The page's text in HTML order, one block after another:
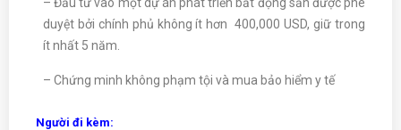
duyệt bởi chính phủ không ít hơn 400,000 USD, giữ trong
ít nhất 5 năm.
– Chứng minh không phạm tội và mua bảo hiểm y tế
Người đi kèm: